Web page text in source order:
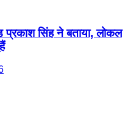
प्रकाश सिंह ने बताया, लोकल